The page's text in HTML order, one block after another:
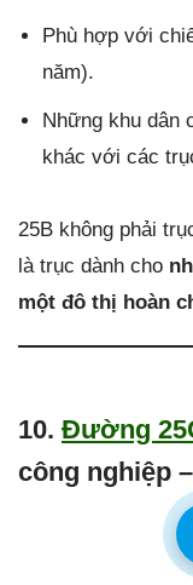
Phù hợp với
năm).
Những khu dân
khác với các
25B không phải
là trục dành cho
một đô thị hoàn
10. Đường
công nghiệp